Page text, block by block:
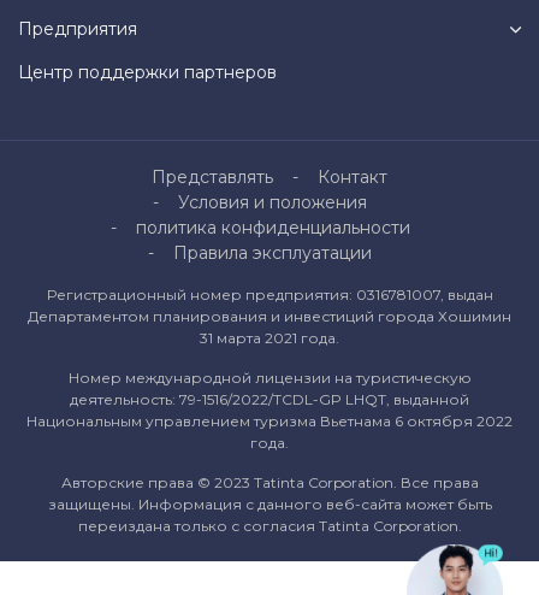
Предприятия
Центр поддержки партнеров
Представлять
Контакт
Условия и положения
политика конфиденциальности
Правила эксплуатации
Регистрационный номер предприятия: 0316781007, выдан
Департаментом планирования и инвестиций города Хошимин
31 марта 2021 года.
Номер международной лицензии на туристическую
деятельность: 79-1516/2022/TCDL-GP LHQT, выданной
Национальным управлением туризма Вьетнама 6 октября 2022
года.
Авторские права © 2023 Tatinta Corporation. Все права
защищены. Информация с данного веб-сайта может быть
переиздана только с согласия Tatinta Corporation.